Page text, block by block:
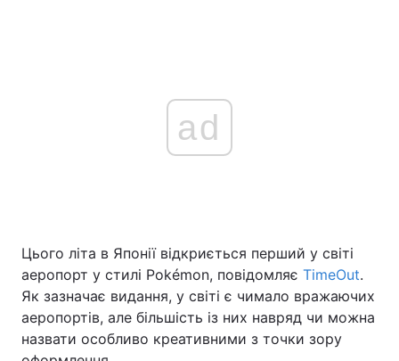
ad
Цього літа в Японії відкриється перший у світі
аеропорт у стилі Pokémon, повідомляє TimeOut.
Як зазначає видання, у світі є чимало вражаючих
аеропортів, але більшість із них навряд чи можна
назвати особливо креативними з точки зору